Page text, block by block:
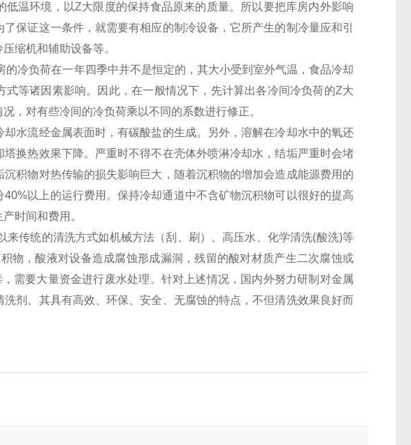
温环境，以Z大限度的保持食品原来的质量。所以要把库房内外影响
保证这一条件，就需要有相应的制冷设备，它所产生的制冷量应和引
缩机和辅助设备等。
的冷负荷在一年四季中并不是恒定的，其大小受到室外气温，食品冷却
等诸因素影响。因此，在一般情况下，先计算出各冷间冷负荷的Z大
，对有些冷间的冷负荷乘以不同的系数进行修正。
水流经金属表面时，有碳酸盐的生成。另外，溶解在冷却水中的氧还
换热效果下降。严重时不得不在壳体外喷淋冷却水，结垢严重时会堵
积物对热传输的损失影响巨大，随着沉积物的增加会造成能源费用的
以上的运行费用。保持冷却通道中不含矿物沉积物可以很好的提高
时间和费用。
来传统的清洗方式如机械方法（刮、刷）、高压水、化学清洗(酸洗)等
物，酸液对设备造成腐蚀形成漏洞，残留的酸对材质产生二次腐蚀或
需要大量资金进行废水处理。针对上述情况，国内外努力研制对金属
剂。其具有高效、环保、安全、无腐蚀的特点，不但清洗效果良好而